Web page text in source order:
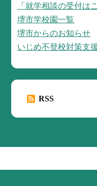
「就学相談の受付は
堺市学校園一覧
堺市からのお知らせ
いじめ不登校対策支
RSS